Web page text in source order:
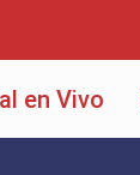
en Vivo